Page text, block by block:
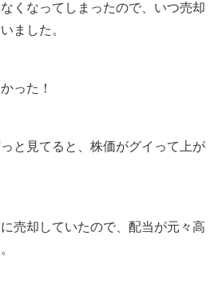
くなってしまったので、いつ売却
ました。
った！
と見てると、株価がグイって上が
売却していたので、配当が元々高